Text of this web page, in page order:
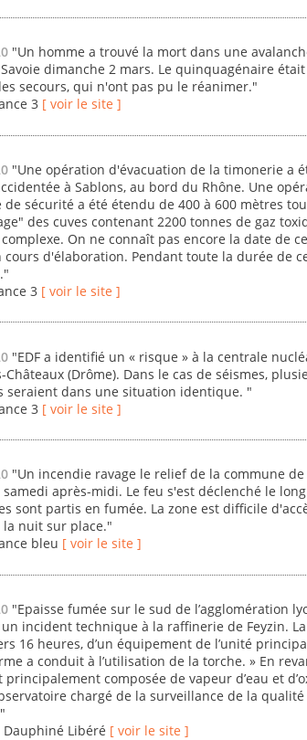
"Un homme a trouvé la mort dans une
dimanche 2 mars. Le quinquagénaire
secours, qui n'ont pas pu le réanimer."
3 [ voir le site ]
"Une opération d'évacuation de la timonerie a
à Sablons, au bord du Rhône. Une
sécurité a été étendu de 400 à 600 mètres
des cuves contenant 2200 tonnes de gaz
On ne connaît pas encore la date de
cours d'élaboration. Pendant toute la durée de
3 [ voir le site ]
"EDF a identifié un « risque » à la centrale
Châteaux (Drôme). Dans le cas de séismes,
seraient dans une situation identique. "
3 [ voir le site ]
"Un incendie ravage le relief de la commune
après-midi. Le feu s'est déclenché le
sont partis en fumée. La zone est difficile
la nuit sur place."
bleu [ voir le site ]
"Epaisse fumée sur le sud de l’agglomération
un incident technique à la raffinerie de Feyzin.
16 heures, d’un équipement de l’unité
a conduit à l’utilisation de la torche. » En
principalement composée de vapeur d’eau et
chargé de la surveillance de la qualité
Dauphiné Libéré [ voir le site ]